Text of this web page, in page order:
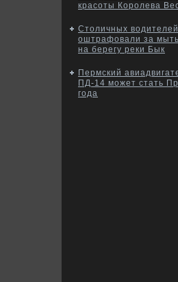
красоты Королева
Cтоличных водителей
оштрафовали за
на берегу реки Бык
Пермский
ПД-14 может стать
года